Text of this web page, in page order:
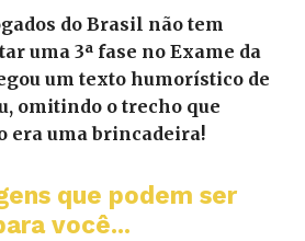
do Brasil não tem
uma 3ª fase no Exame da
um texto humorístico de
omitindo o trecho que
era uma brincadeira!
que podem ser
você...